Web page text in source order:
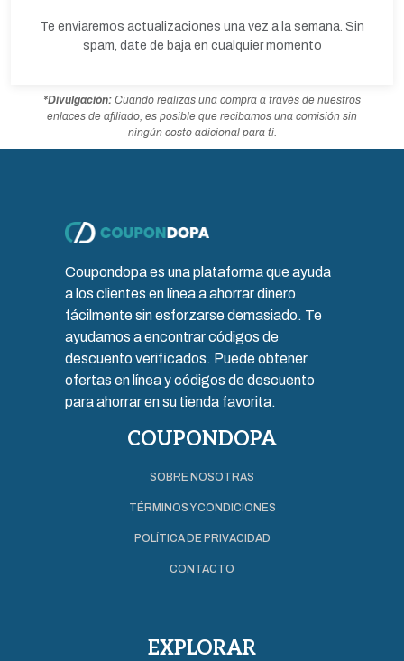
Te enviaremos actualizaciones una vez a la semana. Sin
spam, date de baja en cualquier momento
*Divulgación: Cuando realizas una compra a través de nuestros
enlaces de afiliado, es posible que recibamos una comisión sin
ningún costo adicional para ti.
Coupondopa es una plataforma que ayuda
a los clientes en línea a ahorrar dinero
fácilmente sin esforzarse demasiado. Te
ayudamos a encontrar códigos de
descuento verificados. Puede obtener
ofertas en línea y códigos de descuento
para ahorrar en su tienda favorita.
COUPONDOPA
SOBRE NOSOTRAS
TÉRMINOS Y CONDICIONES
POLÍTICA DE PRIVACIDAD
CONTACTO
EXPLORAR